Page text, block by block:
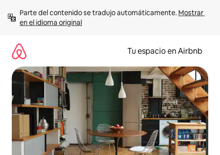
contenido
Parte del contenido se tradujo automáticamente. Mostrar
en el idioma original
Tu espacio en Airbnb